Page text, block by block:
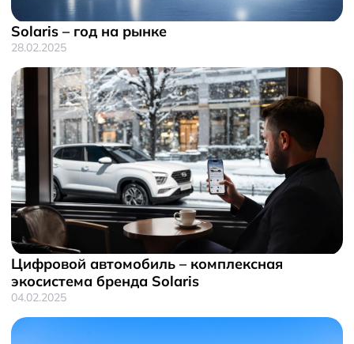
Solaris – год на рынке
28.02.2025
Цифровой автомобиль – комплексная
экосистема бренда Solaris
04.02.2025